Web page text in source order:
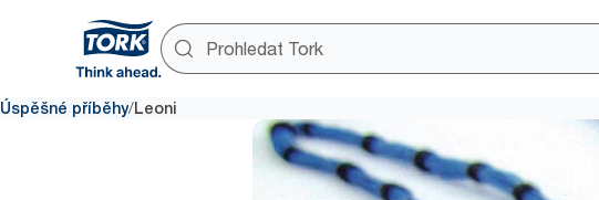
Úspěšné příběhy/Leoni